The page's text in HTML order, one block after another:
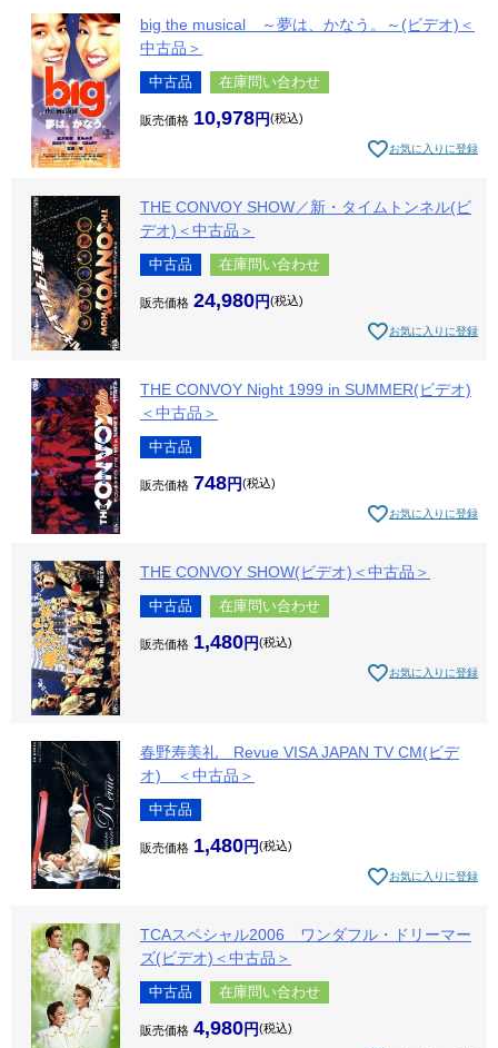
big the musical ～夢は、かなう。～(ビデオ)＜
中古品＞
中古品 在庫問い合わせ
販売価格 10,978 税込
お気に入りに登録
THE CONVOY SHOW／新・タイムトンネル(ビ
デオ)＜中古品＞
中古品 在庫問い合わせ
販売価格 24,980 税込
お気に入りに登録
THE CONVOY Night 1999 in SUMMER(ビデオ)
＜中古品＞
中古品
販売価格 748 税込
お気に入りに登録
THE CONVOY SHOW(ビデオ)＜中古品＞
中古品 在庫問い合わせ
販売価格 1,480 税込
お気に入りに登録
春野寿美礼 Revue VISA JAPAN TV CM(ビデ
オ) ＜中古品＞
中古品
販売価格 1,480 税込
お気に入りに登録
TCAスペシャル2006 ワンダフル・ドリーマー
ズ(ビデオ)＜中古品＞
中古品 在庫問い合わせ
販売価格 4,980 税込